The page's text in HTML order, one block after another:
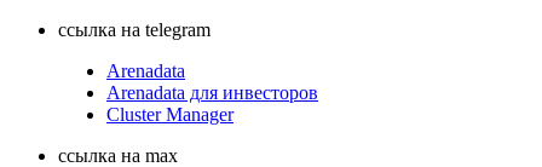
ссылка на telegram
Arenadata
Arenadata для инвесторов
Cluster Manager
ссылка на max